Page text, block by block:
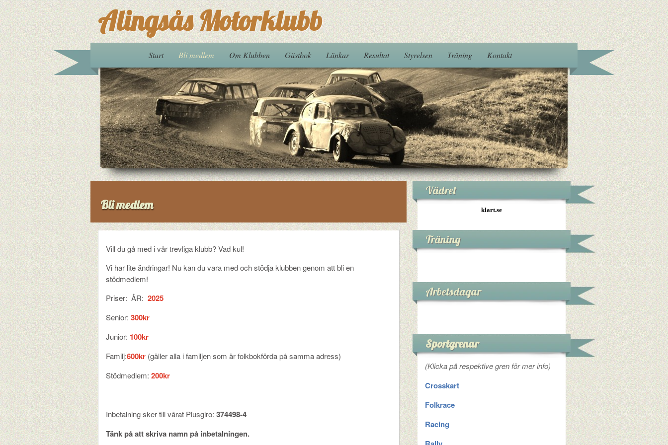
Alingsås Motorklubb
Start Bli medlem Om Klubben Gästbok Länkar Resultat Styrelsen Träning Kontakt
Bli medlem
Vill du gå med i vår trevliga klubb? Vad kul!
Vi har lite ändringar! Nu kan du vara med och stödja klubben genom att bli en
stödmedlem!
Priser: ÅR: 2025
Senior: 300kr
Junior: 100kr
Familj:600kr (gäller alla i familjen som är folkbokförda på samma adress)
Stödmedlem: 200kr
Inbetalning sker till vårat Plusgiro: 374498-4
Tänk på att skriva namn på inbetalningen.
Vädret
klart.se
Träning
Arbetsdagar
Sportgrenar
(Klicka på respektive gren för mer info)
Crosskart
Folkrace
Racing